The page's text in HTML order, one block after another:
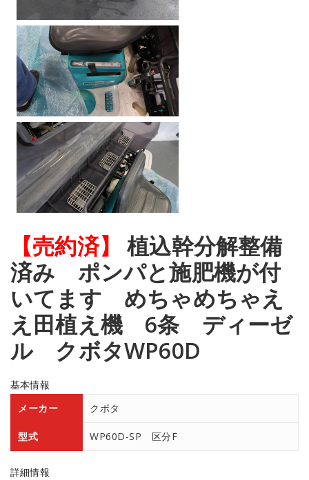
【売約済】
植込幹分解整備
済み ポンパと施肥機が付
いてます めちゃめちゃえ
え田植え機 6条 ディーゼ
ル クボタWP60D
基本情報
メーカー
クボタ
型式 WP60D-SP 区分F
詳細情報